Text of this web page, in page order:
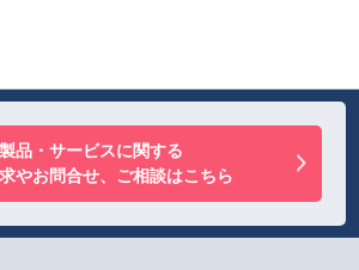
製品・サービスに関する
やお問合せ、ご相談はこちら